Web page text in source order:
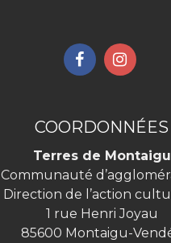
Lien
compte
Facebook
Lien
compte
COORDONNÉES
Terres de Montaigu
Communauté
Direction de l’action
1 rue Henri Joyau
85600 Montaigu-